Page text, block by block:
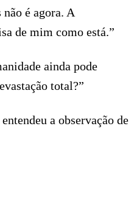
é agora. A
de mim como está.”
ainda pode
total?”
a observação de